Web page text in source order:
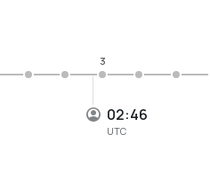
02:46
UTC
3